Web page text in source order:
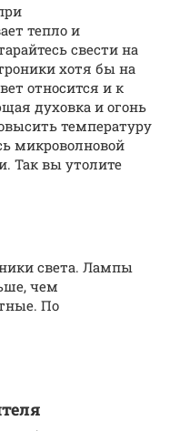
тепло и
свести на
хотя бы на
относится и к
духовка и огонь
температуру
микроволновой
Так вы утолите
света. Лампы
чем
По